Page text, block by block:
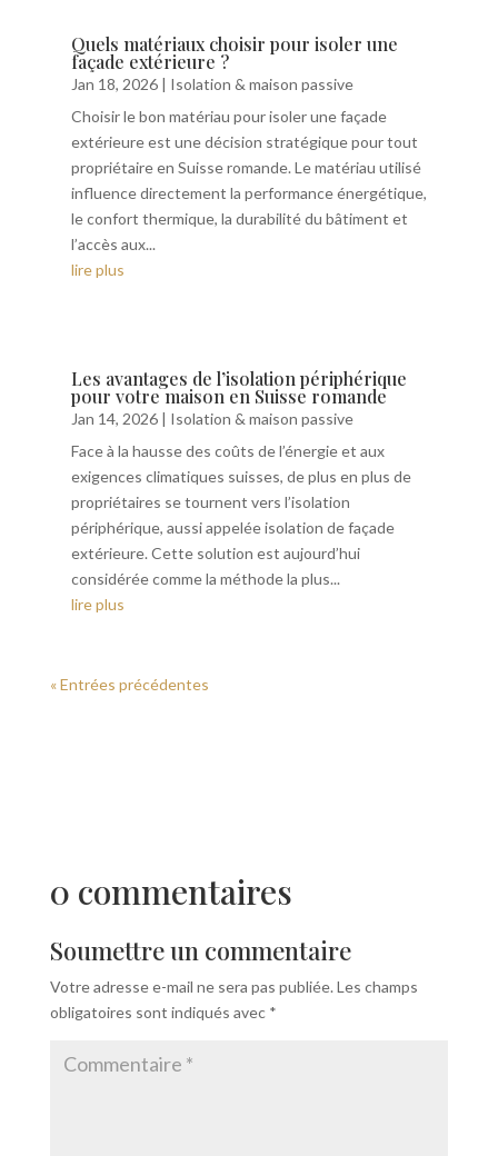
Quels matériaux choisir pour isoler une
façade extérieure ?
Jan 18, 2026| Isolation & maison passive
Choisir le bon matériau pour isoler une façade
extérieure est une décision stratégique pour tout
propriétaire en Suisse romande. Le matériau utilisé
influence directement la performance énergétique,
le confort thermique, la durabilité du bâtiment et
l’accès aux...
lire plus
Les avantages de l’isolation périphérique
pour votre maison en Suisse romande
Jan 14, 2026| Isolation & maison passive
Face à la hausse des coûts de l’énergie et aux
exigences climatiques suisses, de plus en plus de
propriétaires se tournent vers l’isolation
périphérique, aussi appelée isolation de façade
extérieure. Cette solution est aujourd’hui
considérée comme la méthode la plus...
lire plus
« Entrées précédentes
0 commentaires
Soumettre un commentaire
Votre adresse e-mail ne sera pas publiée. Les champs
obligatoires sont indiqués avec *